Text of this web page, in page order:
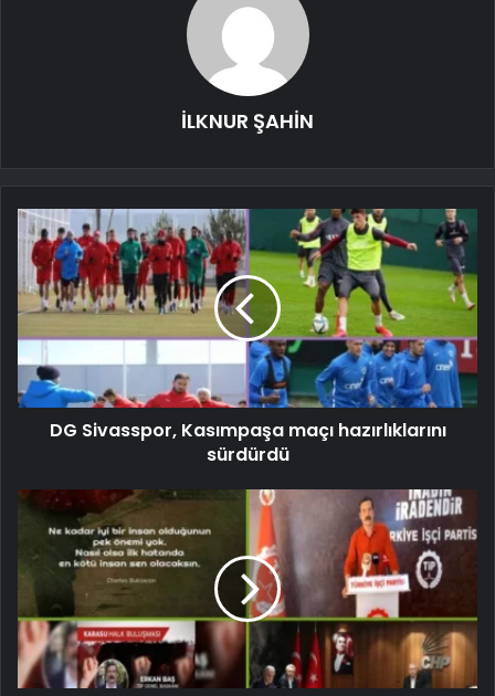
İLKNUR ŞAHİN
DG Sivasspor, Kasımpaşa maçı hazırlıklarını
sürdürdü